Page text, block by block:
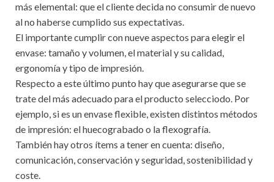
más elemental: que el cliente decida no consumir de nuevo
al no haberse cumplido sus expectativas.
El importante cumplir con nueve aspectos para elegir el
envase: tamaño y volumen, el material y su calidad,
ergonomía y tipo de impresión.
Respecto a este último punto hay que asegurarse que se
trate del más adecuado para el producto selecciodo. Por
ejemplo, si es un envase flexible, existen distintos métodos
de impresión: el huecograbado o la flexografía.
También hay otros ítems a tener en cuenta: diseño,
comunicación, conservación y seguridad, sostenibilidad y
coste.